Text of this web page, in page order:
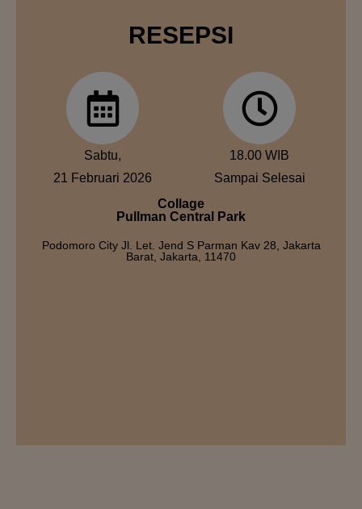
RESEPSI
Sabtu,
21 Februari 2026
18.00 WIB
Sampai Selesai
Collage
Pullman Central Park
Podomoro City Jl. Let. Jend S Parman Kav 28, Jakarta
Barat, Jakarta, 11470